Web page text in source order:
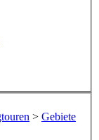
> Gebiete